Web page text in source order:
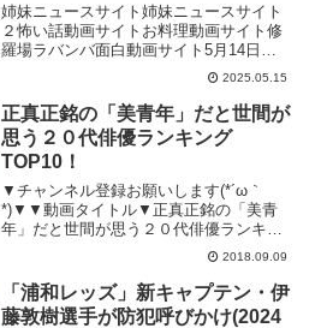
姉妹ニュースサイト姉妹ニュースサイト
２怖い話動画サイトお料理動画サイト修
羅場ラバンバ面白動画サイト5月14日
（水）の早朝から TBS NEWS で放送さ
れた最新のニュースをダイジェストでお
届けします。・10代少女を誘拐した疑い
で福島市の男（...
2025.05.15
正真正銘の「美青年」だと世間が
思う２０代俳優ランキング
TOP10！
▼チャンネル登録お願いします(*´ω｀
*)▼▼動画タイトル▼正真正銘の「美青
年」だと世間が思う２０代俳優ランキン
グTOP10！▼オススメ動画はこちら
♪▼☆【衝撃】え！？あの歌手も！？A●
女優に転身した芸能人まとめ！☆ヤバイ
事をして干された芸...
2018.09.09
「浦和レッズ」新キャプテン・伊
藤敦樹選手が防犯呼びかけ(2024